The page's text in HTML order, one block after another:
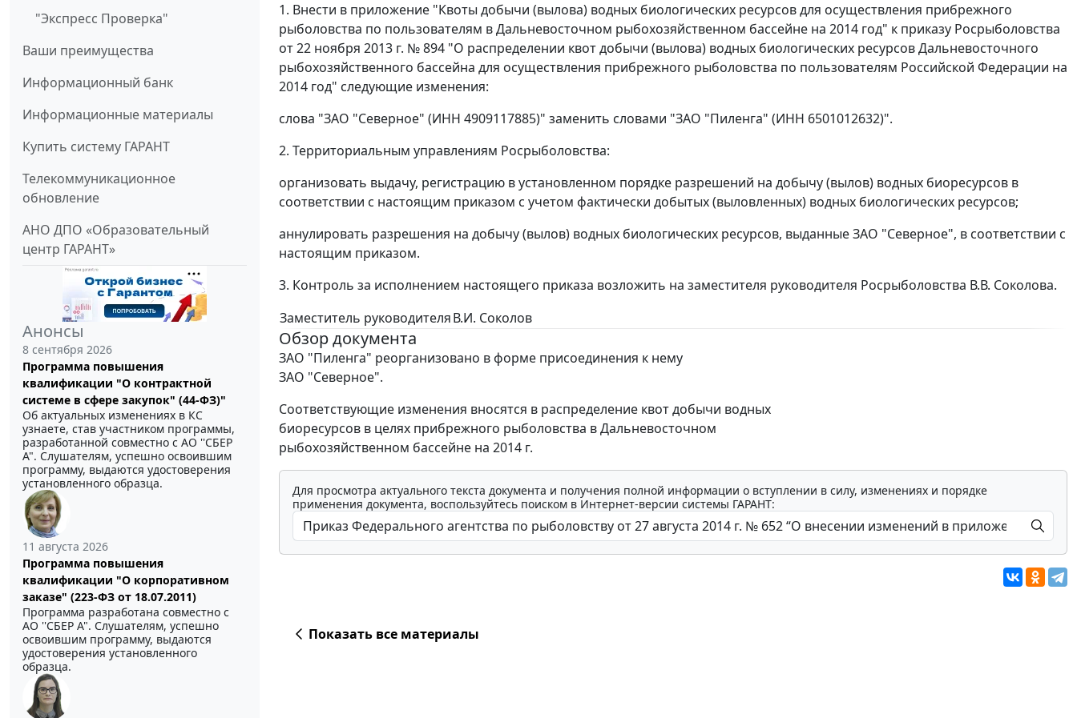
"Экспресс Проверка"
Ваши преимущества
Информационный банк
Информационные материалы
Купить систему ГАРАНТ
Телекоммуникационное
обновление
АНО ДПО «Образовательный
центр ГАРАНТ»
Анонсы
8 сентября 2026
Программа повышения
квалификации "О контрактной
системе в сфере закупок" (44-ФЗ)"
Об актуальных изменениях в КС
узнаете, став участником программы,
разработанной совместно с АО ''СБЕР
А". Слушателям, успешно освоившим
программу, выдаются удостоверения
установленного образца.
11 августа 2026
Программа повышения
квалификации "О корпоративном
заказе" (223-ФЗ от 18.07.2011)
Программа разработана совместно с
АО ''СБЕР А". Слушателям, успешно
освоившим программу, выдаются
удостоверения установленного
образца.
1. Внести в приложение "Квоты добычи (вылова) водных биологических ресурсов для осуществления прибрежного
рыболовства по пользователям в Дальневосточном рыбохозяйственном бассейне на 2014 год" к приказу Росрыболовства
от 22 ноября 2013 г. № 894 "О распределении квот добычи (вылова) водных биологических ресурсов Дальневосточного
рыбохозяйственного бассейна для осуществления прибрежного рыболовства по пользователям Российской Федерации на
2014 год" следующие изменения:
слова "ЗАО "Северное" (ИНН 4909117885)" заменить словами "ЗАО "Пиленга" (ИНН 6501012632)".
2. Территориальным управлениям Росрыболовства:
организовать выдачу, регистрацию в установленном порядке разрешений на добычу (вылов) водных биоресурсов в
соответствии с настоящим приказом с учетом фактически добытых (выловленных) водных биологических ресурсов;
аннулировать разрешения на добычу (вылов) водных биологических ресурсов, выданные ЗАО "Северное", в соответствии с
настоящим приказом.
3. Контроль за исполнением настоящего приказа возложить на заместителя руководителя Росрыболовства В.В. Соколова.
Заместитель руководителяВ.И. Соколов
Обзор документа
ЗАО "Пиленга" реорганизовано в форме присоединения к нему
ЗАО "Северное".
Соответствующие изменения вносятся в распределение квот добычи водных
биоресурсов в целях прибрежного рыболовства в Дальневосточном
рыбохозяйственном бассейне на 2014 г.
Для просмотра актуального текста документа и получения полной информации о вступлении в силу, изменениях и порядке
применения документа, воспользуйтесь поиском в Интернет-версии системы ГАРАНТ:
Показать все материалы